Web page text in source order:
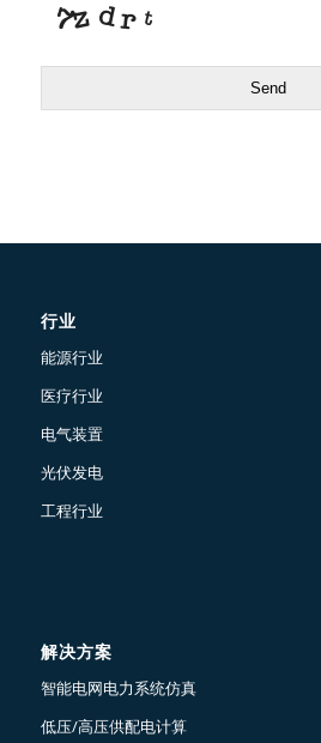
Send
行业
能源行业
医疗行业
电气装置
光伏发电
工程行业
解决方案
智能电网电力系统仿真
低压/高压供配电计算